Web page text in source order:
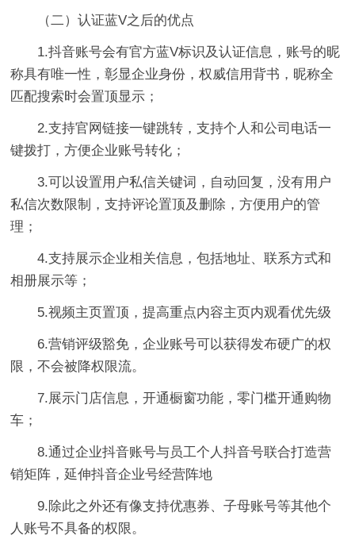
（二）认证蓝V之后的优点
1.抖音账号会有官方蓝V标识及认证信息，账号的昵
称具有唯一性，彰显企业身份，权威信用背书，昵称全
匹配搜索时会置顶显示；
2.支持官网链接一键跳转，支持个人和公司电话一
键拨打，方便企业账号转化；
3.可以设置用户私信关键词，自动回复，没有用户
私信次数限制，支持评论置顶及删除，方便用户的管
理；
4.支持展示企业相关信息，包括地址、联系方式和
相册展示等；
5.视频主页置顶，提高重点内容主页内观看优先级
6.营销评级豁免，企业账号可以获得发布硬广的权
限，不会被降权限流。
7.展示门店信息，开通橱窗功能，零门槛开通购物
车；
8.通过企业抖音账号与员工个人抖音号联合打造营
销矩阵，延伸抖音企业号经营阵地
9.除此之外还有像支持优惠券、子母账号等其他个
人账号不具备的权限。